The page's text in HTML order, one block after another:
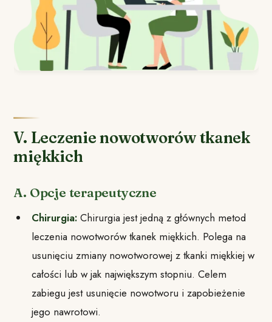
V. Leczenie nowotworów tkanek
miękkich
A. Opcje terapeutyczne
Chirurgia: Chirurgia jest jedną z głównych metod
leczenia nowotworów tkanek miękkich. Polega na
usunięciu zmiany nowotworowej z tkanki miękkiej w
całości lub w jak największym stopniu. Celem
zabiegu jest usunięcie nowotworu i zapobieżenie
jego nawrotowi.